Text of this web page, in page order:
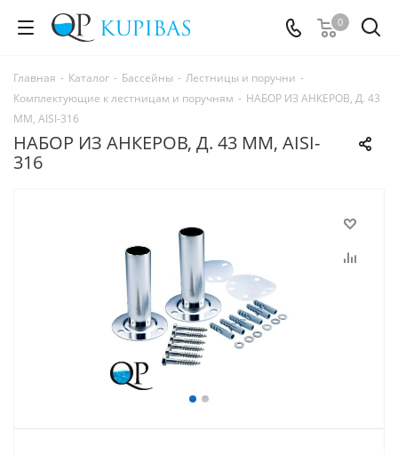
0
Главная - Каталог - Бассейны - Лестницы и поручни -
Комплектующие к лестницам и поручням - НАБОР ИЗ АНКЕРОВ, Д. 43
ММ, AISI-316
НАБОР ИЗ АНКЕРОВ, Д. 43 ММ, AISI-
316